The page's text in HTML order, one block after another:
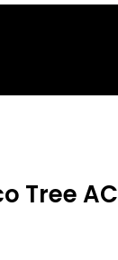
Tree